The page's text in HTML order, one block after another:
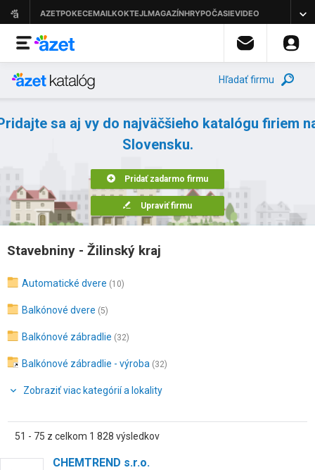
Hľadať firmu
sa aj vy do najväčšieho katalógu firiem
Slovensku.
Pridať zadarmo firmu
Upraviť firmu
Stavebniny - Žilinský kraj
Automatické dvere (10)
Balkónové dvere (5)
Balkónové zábradlie (32)
Balkónové zábradlie - výroba (32)
Zobraziť viac kategórií a lokality
51 - 75 z celkom 1 828 výsledkov
CHEMTREND s.r.o.